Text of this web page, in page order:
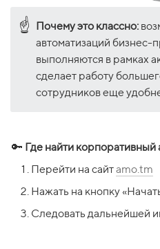
☝ Почему это классно:
автоматизаций бизнес-
выполняются в рамках
сделает работу
сотрудников еще
🔑 Где найти
Перейти на сайт amo.tm
Нажать на кнопку
Следовать дальнейшей